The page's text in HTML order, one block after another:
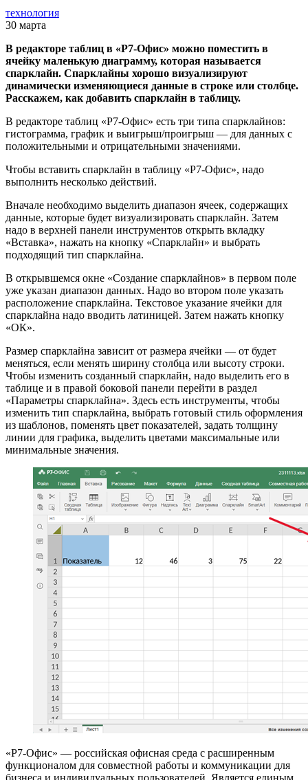
технология
30 марта
В редакторе таблиц в «Р7-Офис» можно поместить в
ячейку маленькую диаграмму, которая называется
спарклайн. Спарклайны хорошо визуализируют
динамически изменяющиеся данные в строке или столбце.
Расскажем, как добавить спарклайн в таблицу.
В редакторе таблиц «Р7-Офис» есть три типа спарклайнов:
гистограмма, график и выигрыш/проигрыш — для данных с
положительными и отрицательными значениями.
Чтобы вставить спарклайн в таблицу «Р7-Офис», надо
выполнить несколько действий.
Вначале необходимо выделить диапазон ячеек, содержащих
данные, которые будет визуализировать спарклайн. Затем
надо в верхней панели инструментов открыть вкладку
«Вставка», нажать на кнопку «Спарклайн» и выбрать
подходящий тип спарклайна.
В открывшемся окне «Создание спарклайнов» в первом поле
уже указан диапазон данных. Надо во втором поле указать
расположение спарклайна. Текстовое указание ячейки для
спарклайна надо вводить латиницей. Затем нажать кнопку
«ОК».
Размер спарклайна зависит от размера ячейки — от будет
меняться, если менять ширину столбца или высоту строки.
Чтобы изменить созданный спарклайн, надо выделить его в
таблице и в правой боковой панели перейти в раздел
«Параметры спарклайна». Здесь есть инструменты, чтобы
изменить тип спарклайна, выбрать готовый стиль оформления
из шаблонов, поменять цвет показателей, задать толщину
линии для графика, выделить цветами максимальные или
минимальные значения.
«Р7-Офис» — российская офисная среда с расширенным
функционалом для совместной работы и коммуникации для
бизнеса и индивидуальных пользователей. Является единым